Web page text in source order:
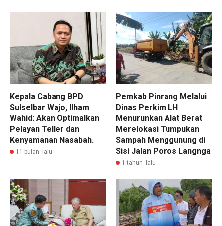
Kepala Cabang BPD
Sulselbar Wajo, Ilham
Wahid: Akan Optimalkan
Pelayan Teller dan
Kenyamanan Nasabah.
11 bulan lalu
Pemkab Pinrang Melalui
Dinas Perkim LH
Menurunkan Alat Berat
Merelokasi Tumpukan
Sampah Menggunung di
Sisi Jalan Poros Langnga
1 tahun lalu